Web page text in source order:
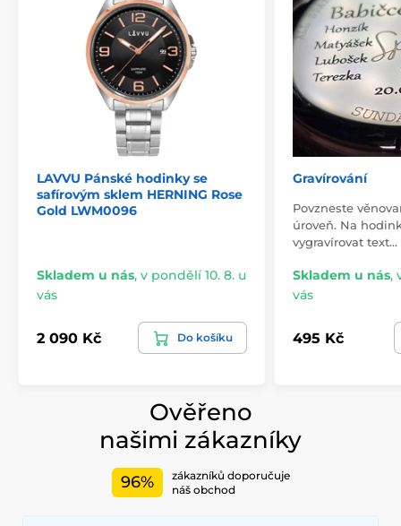
LAVVU Pánské hodinky se
safírovým sklem HERNING Rose
Gold LWM0096
Skladem u nás, v pondělí 10. 8. u
vás
2 090 Kč Do košíku
Gravírování
Povzneste
úroveň. Na
vygravírovat text…
Skladem u nás,
vás
495 Kč
Ověřeno
našimi zákazníky
96%
zákazníků doporučuje
náš obchod